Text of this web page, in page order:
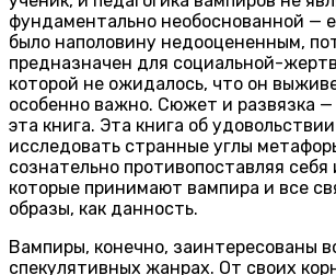
фундаментально необоснованной —
было наполовину недооцененным,
предназначен для социальной-
которой не ожидалось, что он
особенно важно. Сюжет и развязка —
эта книга. Эта книга об
исследовать странные углы
сознательно противопоставляя себя
которые принимают вампира и все
образы, как данность.
Вампиры, конечно, заинтересованы
спекулятивных жанрах. От своих